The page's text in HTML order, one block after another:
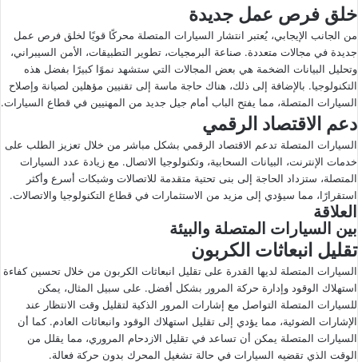
خلق فرص عمل جديدة
من الجانب الإيجابي، يُعتبر انتشار السيارات المتصلة محركًا قويًا لخلق فرص عمل
جديدة في مجالات متعددة. صناعة البرمجيات، تطوير التطبيقات، الأمن السيبراني،
وتحليل البيانات الضخمة هي بعض المجالات التي ستشهد نموًا كبيرًا بفضل هذه
التكنولوجيا. بالإضافة إلى ذلك، هناك حاجة ماسة إلى تقنيين مؤهلين لصيانة وإصلاح
السيارات المتصلة، مما يفتح الباب أمام جيل جديد من المهنيين في قطاع السيارات.
دعم الاقتصاد الرقمي
السيارات المتصلة تدعم الاقتصاد الرقمي بشكل مباشر من خلال تعزيز الطلب على
خدمات الإنترنت، البيانات السحابية، وتكنولوجيا الاتصال. مع زيادة عدد السيارات
المتصلة، ستزداد الحاجة إلى بنى تحتية متقدمة للاتصالات وشبكات أسرع وأكثر
استقرارًا، مما سيؤدي إلى مزيد من الاستثمارات في قطاع التكنولوجيا والاتصالات.
العلاقة
بين السيارات المتصلة والبيئة
تقليل انبعاثات الكربون
السيارات المتصلة لديها القدرة على تقليل انبعاثات الكربون من خلال تحسين كفاءة
استهلاك الوقود وإدارة حركة المرور بشكل أفضل. على سبيل المثال، يمكن
للسيارات المتصلة التواصل مع إشارات المرور الذكية لتقليل وقت الانتظار عند
الإشارات الضوئية، مما يؤدي إلى تقليل استهلاك الوقود وانبعاثات العادم. كما أن
السيارات المتصلة يمكن أن تساعد في تقليل الازدحام المروري، مما يقلل من
الوقت الذي تقضيه السيارات في حالة تشغيل المحرك بدون حركة فعالة.